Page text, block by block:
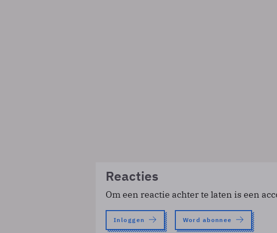
Reacties
Om een reactie achter te laten is een
Inloggen Word abonnee